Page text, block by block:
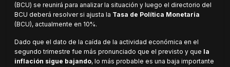
(BCU) se reunirá para analizar la situación y luego el directorio del
BCU deberá resolver si ajusta la Tasa de Política Monetaria
(BCU), actualmente en 10%.
Dado que el dato de la caída de la actividad económica en el
segundo trimestre fue más pronunciado que el previsto y que la
inflación sigue bajando, lo más probable es una baja importante